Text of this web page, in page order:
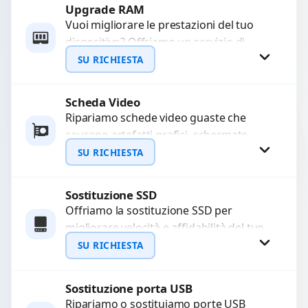
Richiedi Preventivo
WhatsApp
Upgrade RAM
Vuoi migliorare le prestazioni del tuo
dispositivo? Offriamo un servizio di
upgrade RAM per velocizzare
l’esecuzione di programmi e il...
SU RICHIESTA
Richiedi Preventivo
WhatsApp
Scheda Video
Ripariamo schede video guaste che
causano artefatti grafici, schermate
nere o rallentamenti. Diagnosi
approfondita e utilizzo di componenti di
SU RICHIESTA
Richiedi Preventivo
WhatsApp
Sostituzione SSD
Offriamo la sostituzione SSD per
migliorare velocità e affidabilità del tuo
dispositivo. In caso di
malfunzionamento, recuperiamo i dati
SU RICHIESTA
Richiedi Preventivo
Sostituzione porta USB
Ripariamo o sostituiamo porte USB